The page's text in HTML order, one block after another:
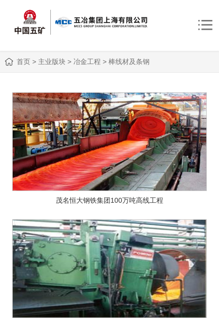
首页 > 主业版块 > 冶金工程 > 棒线材及条钢
茂名恒大钢铁集团100万吨高线工程